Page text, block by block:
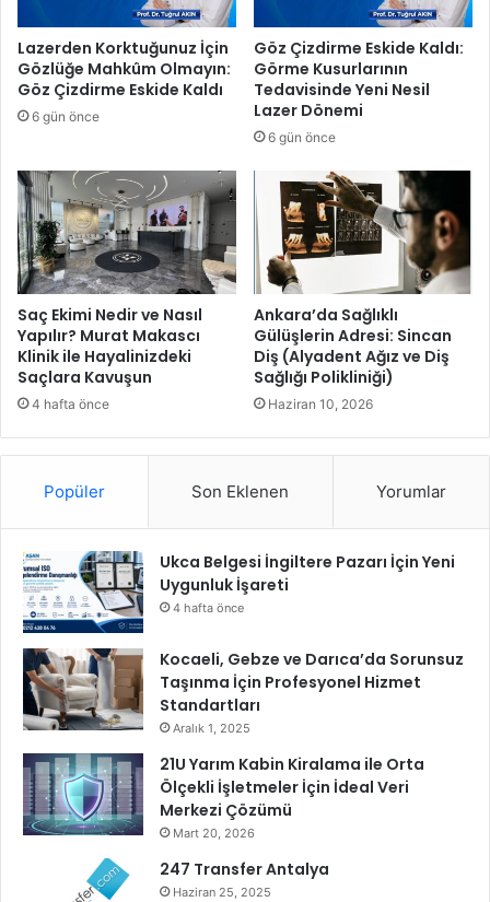
i
s
n
v
e
L
i
s
a
n
s
ü
s
t
c
e
ç
n
B
Lazerden Korktuğunuz İçin
Gözlüğe Mahkûm Olmayın:
Göz Çizdirme Eskide Kaldı
6 gün önce
Göz Çizdirme Eskide Kaldı:
Görme Kusurlarının
Tedavisinde Yeni Nesil
Lazer Dönemi
6 gün önce
Saç Ekimi Nedir ve Nasıl
Yapılır? Murat Makascı
Klinik ile Hayalinizdeki
Saçlara Kavuşun
4 hafta önce
Ankara’da Sağlıklı
Gülüşlerin Adresi: Sincan
Diş (Alyadent Ağız ve Diş
Sağlığı Polikliniği)
Haziran 10, 2026
Popüler Son Eklenen Yorumlar
Ukca Belgesi İngiltere Pazarı İçin Yeni
Uygunluk İşareti
4 hafta önce
Kocaeli, Gebze ve Darıca’da Sorunsuz
Taşınma İçin Profesyonel Hizmet
Standartları
Aralık 1, 2025
21U Yarım Kabin Kiralama ile Orta
Ölçekli İşletmeler İçin İdeal Veri
Merkezi Çözümü
Mart 20, 2026
247 Transfer Antalya
Haziran 25, 2025